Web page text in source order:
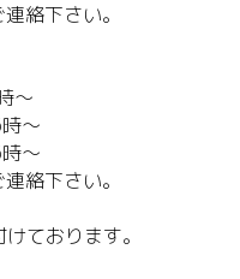
絡下さい。
～
～
～
絡下さい。
ております。